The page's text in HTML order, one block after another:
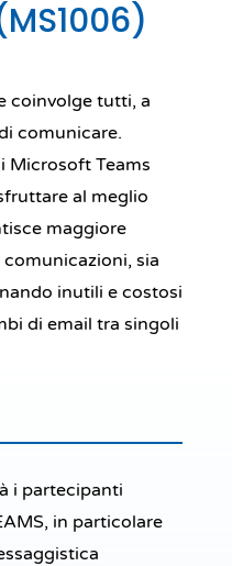
coinvolge tutti, a
comunicare.
Microsoft Teams
al meglio
maggiore
sia
inutili e costosi
di email tra singoli
i partecipanti
in particolare